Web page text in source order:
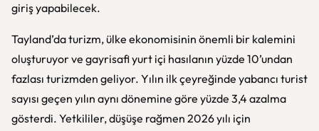
giriş yapabilecek.
Tayland’da turizm, ülke ekonomisinin önemli bir kalemini
oluşturuyor ve gayrisafi yurt içi hasılanın yüzde 10’undan
fazlası turizmden geliyor. Yılın ilk çeyreğinde yabancı turist
sayısı geçen yılın aynı dönemine göre yüzde 3,4 azalma
gösterdi. Yetkililer, düşüşe rağmen 2026 yılı için